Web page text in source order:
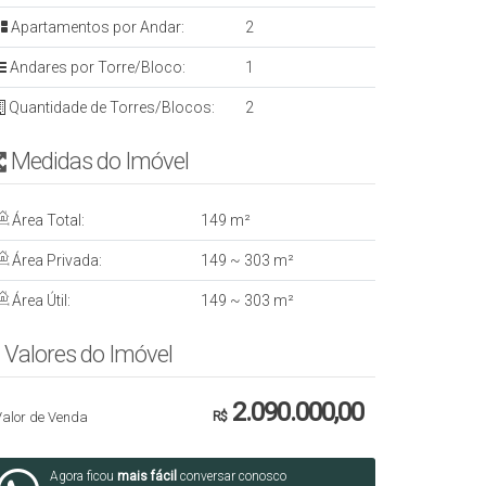
Apartamentos por Andar: 2
Andares por Torre/Bloco: 1
Quantidade de Torres/Blocos: 2
Medidas do Imóvel
Área Total: 149 m²
Área Privada: 149 ~ 303 m²
Área Útil: 149 ~ 303 m²
Valores do Imóvel
R$2.090.000,00
de Venda
Agora ficou mais fácil conversar conosco